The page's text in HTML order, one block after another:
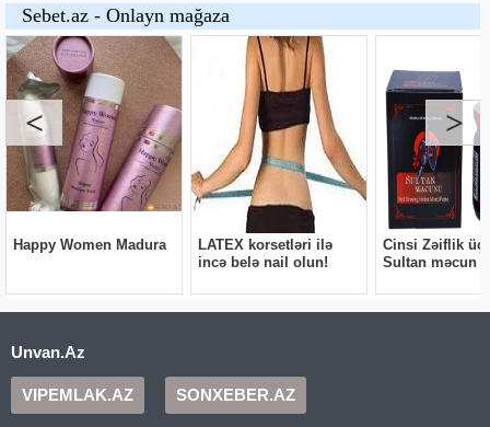
Unvan.Az
VIPEMLAK.AZ SONXEBER.AZ